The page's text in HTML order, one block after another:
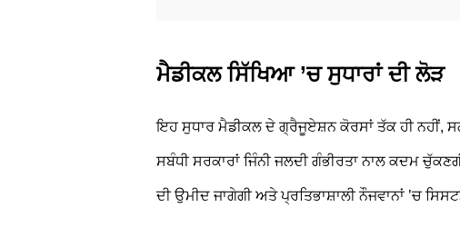
ਮੈਡੀਕਲ ਸਿੱਖਿਆ ’ਚ ਸੁਧਾਰਾਂ ਦੀ ਲੋੜ
ਇਹ ਸੁਧਾਰ ਮੈਡੀਕਲ ਦੇ ਗ੍ਰੈਜੂਏਸ਼ਨ ਕੋਰਸਾਂ ਤੱਕ ਹੀ ਨਹੀਂ,
ਸਬੰਧੀ ਸਰਕਾਰਾਂ ਜਿੰਨੀ ਜਲਦੀ ਗੰਭੀਰਤਾ ਨਾਲ ਕਦਮ
ਦੀ ਉਮੀਦ ਜਾਗੇਗੀ ਅਤੇ ਪ੍ਰਤਿਭਾਸ਼ਾਲੀ ਨੌਜਵਾਨਾਂ ’ਚ